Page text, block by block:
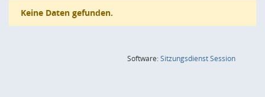
Keine Daten gefunden.
Software:SitzungsdienstSession(Wird in